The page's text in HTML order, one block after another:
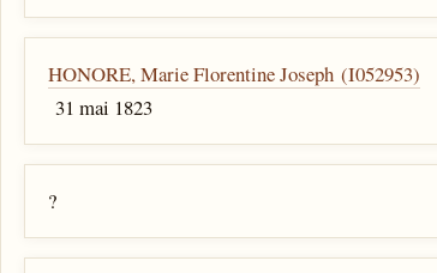
HONORE, Marie Florentine Joseph (I052953)
31 mai 1823
?